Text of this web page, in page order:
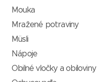
Mouka
Mražené potraviny
Müsli
Nápoje
Obilné vločky a obiloviny